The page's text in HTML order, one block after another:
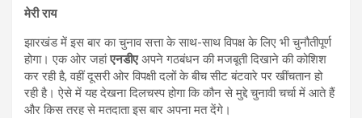
मेरी राय
झारखंड में इस बार का चुनाव सत्ता के साथ-साथ विपक्ष के लिए भी चुनौतीपूर्ण
होगा। एक ओर जहांएनडीएअपने गठबंधन की मजबूती दिखाने की कोशिश
कर रही है, वहीं दूसरी ओर विपक्षी दलों के बीच सीट बंटवारे पर खींचतान हो
रही है। ऐसे में यह देखना दिलचस्प होगा कि कौन से मुद्दे चुनावी चर्चा में आते हैं
और किस तरह से मतदाता इस बार अपना मत देंगे।